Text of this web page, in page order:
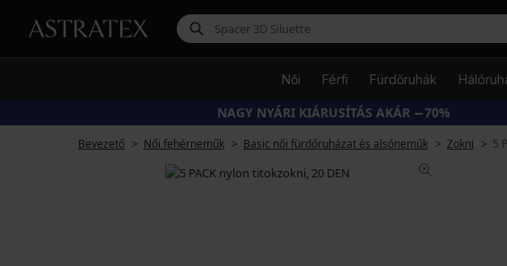
Női Férfi Fürdőruhák
NAGY NYÁRI KIÁRUSÍTÁS AKÁR −70%
Bevezető Női fehérneműk Basic női fürdőruházat és alsóneműk Zokni 5